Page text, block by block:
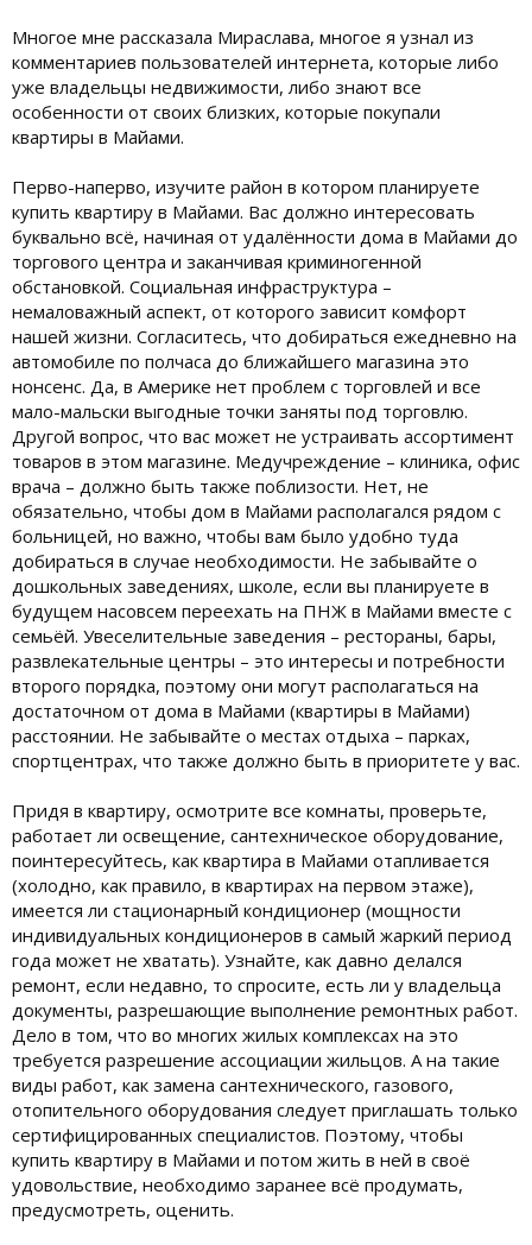
Многое мне рассказала Мираслава, многое я узнал из
комментариев пользователей интернета, которые либо
уже владельцы недвижимости, либо знают все
особенности от своих близких, которые покупали
квартиры в Майами.
Перво-наперво, изучите район в котором планируете
купить квартиру в Майами. Вас должно интересовать
буквально всё, начиная от удалённости дома в Майами до
торгового центра и заканчивая криминогенной
обстановкой. Социальная инфраструктура –
немаловажный аспект, от которого зависит комфорт
нашей жизни. Согласитесь, что добираться ежедневно на
автомобиле по полчаса до ближайшего магазина это
нонсенс. Да, в Америке нет проблем с торговлей и все
мало-мальски выгодные точки заняты под торговлю.
Другой вопрос, что вас может не устраивать ассортимент
товаров в этом магазине. Медучреждение – клиника, офис
врача – должно быть также поблизости. Нет, не
обязательно, чтобы дом в Майами располагался рядом с
больницей, но важно, чтобы вам было удобно туда
добираться в случае необходимости. Не забывайте о
дошкольных заведениях, школе, если вы планируете в
будущем насовсем переехать на ПНЖ в Майами вместе с
семьёй. Увеселительные заведения – рестораны, бары,
развлекательные центры – это интересы и потребности
второго порядка, поэтому они могут располагаться на
достаточном от дома в Майами (квартиры в Майами)
расстоянии. Не забывайте о местах отдыха – парках,
спортцентрах, что также должно быть в приоритете у вас.
Придя в квартиру, осмотрите все комнаты, проверьте,
работает ли освещение, сантехническое оборудование,
поинтересуйтесь, как квартира в Майами отапливается
(холодно, как правило, в квартирах на первом этаже),
имеется ли стационарный кондиционер (мощности
индивидуальных кондиционеров в самый жаркий период
года может не хватать). Узнайте, как давно делался
ремонт, если недавно, то спросите, есть ли у владельца
документы, разрешающие выполнение ремонтных работ.
Дело в том, что во многих жилых комплексах на это
требуется разрешение ассоциации жильцов. А на такие
виды работ, как замена сантехнического, газового,
отопительного оборудования следует приглашать только
сертифицированных специалистов. Поэтому, чтобы
купить квартиру в Майами и потом жить в ней в своё
удовольствие, необходимо заранее всё продумать,
предусмотреть, оценить.